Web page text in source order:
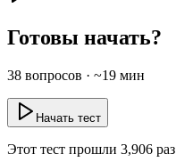
Готовы начать?
38 вопросов · ~19 мин
Начать тест
Этот тест прошли 3,906 раз